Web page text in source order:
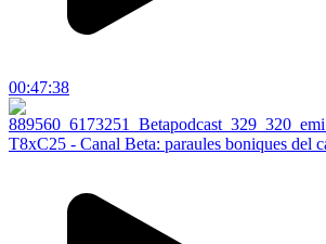
00:47:38
T8xC25 - Canal Beta: paraules boniques del